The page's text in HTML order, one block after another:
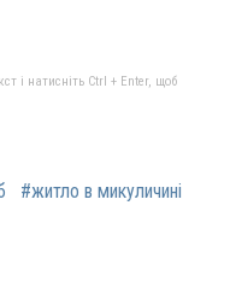
і натисніть Ctrl + Enter, щоб
#житло в микуличині